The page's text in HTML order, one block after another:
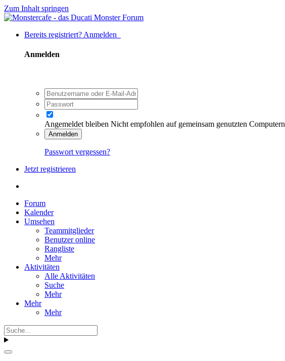
Zum Inhalt springen
Bereits registriert? Anmelden
Anmelden
Angemeldet bleiben Nicht empfohlen auf gemeinsam genutzten Computern
Anmelden
Passwort vergessen?
Jetzt registrieren
Forum
Kalender
Umsehen
Teammitglieder
Benutzer online
Rangliste
Mehr
Aktivitäten
Alle Aktivitäten
Suche
Mehr
Mehr
Mehr